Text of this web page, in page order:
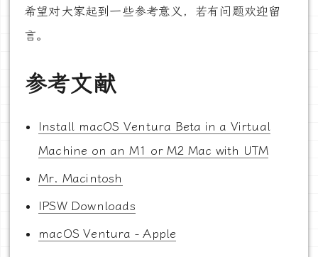
希望对大家起到一些参考意义，若有问题欢迎留
言。
参考文献
Install macOS Ventura Beta in a Virtual
Machine on an M1 or M2 Mac with UTM
Mr. Macintosh
IPSW Downloads
macOS Ventura - Apple